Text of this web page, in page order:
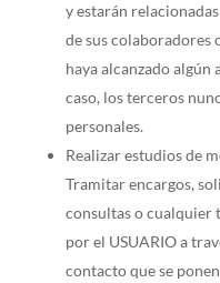
y estarán
de sus colaboradores
haya alcanzado algún
caso, los terceros
personales.
Realizar estudios de
Tramitar encargos,
consultas o cualquier
por el USUARIO a
contacto que se